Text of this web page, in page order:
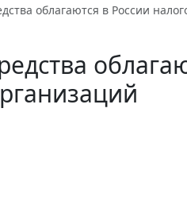
облагаются в России